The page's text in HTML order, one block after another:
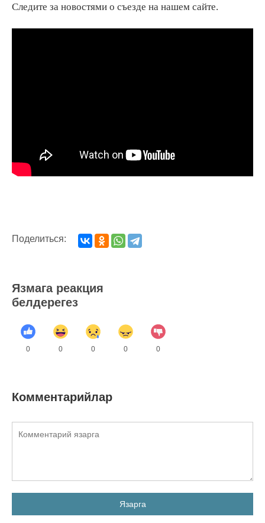
Следите за новостями о съезде на нашем сайте.
Поделиться:
Язмага реакция
белдерегез
0 0 0 0 0
Комментарийлар
Язарга